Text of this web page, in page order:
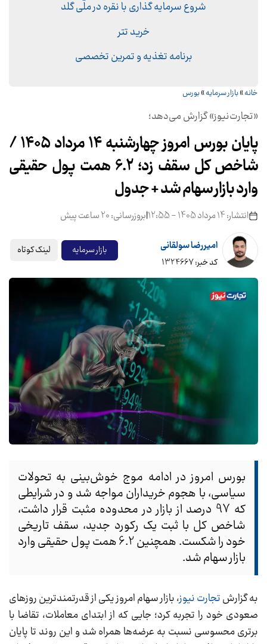
شروع سرمایه گذاری با نقره در ملّی گلد
خرید تتر
برنامه تغذیه و تمرین تخصصی